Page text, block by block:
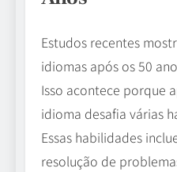
Estudos recentes
idiomas após os 50
Isso acontece porque
idioma desafia várias
Essas habilidades
resolução de